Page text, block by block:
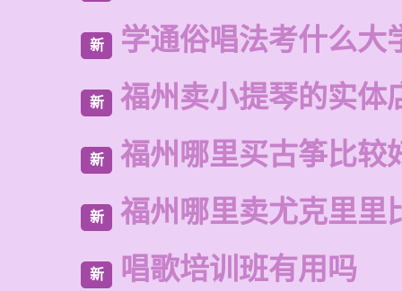
新 学通俗唱法考什么大
新 福州卖小提琴的实体
新 福州哪里买古筝比较
新 福州哪里卖尤克里里
新 唱歌培训班有用吗